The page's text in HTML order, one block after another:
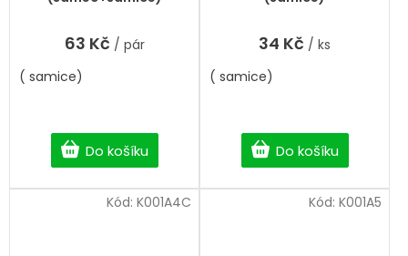
63 Kč / pár
Do košíku
( samice)
34 Kč / ks
Do košíku
( samice)
Kód: K001A4C Kód: K001A5